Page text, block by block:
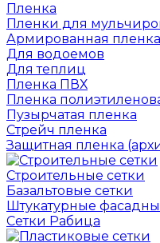
Пленка
Пленки для
Армированная пленка
Для водоемов
Для теплиц
Пленка ПВХ
Пленка
Пузырчатая пленка
Cтрейч пленка
Защитная пленка
Строительные сетки
Базальтовые сетки
Штукатурные
Сетки Рабица